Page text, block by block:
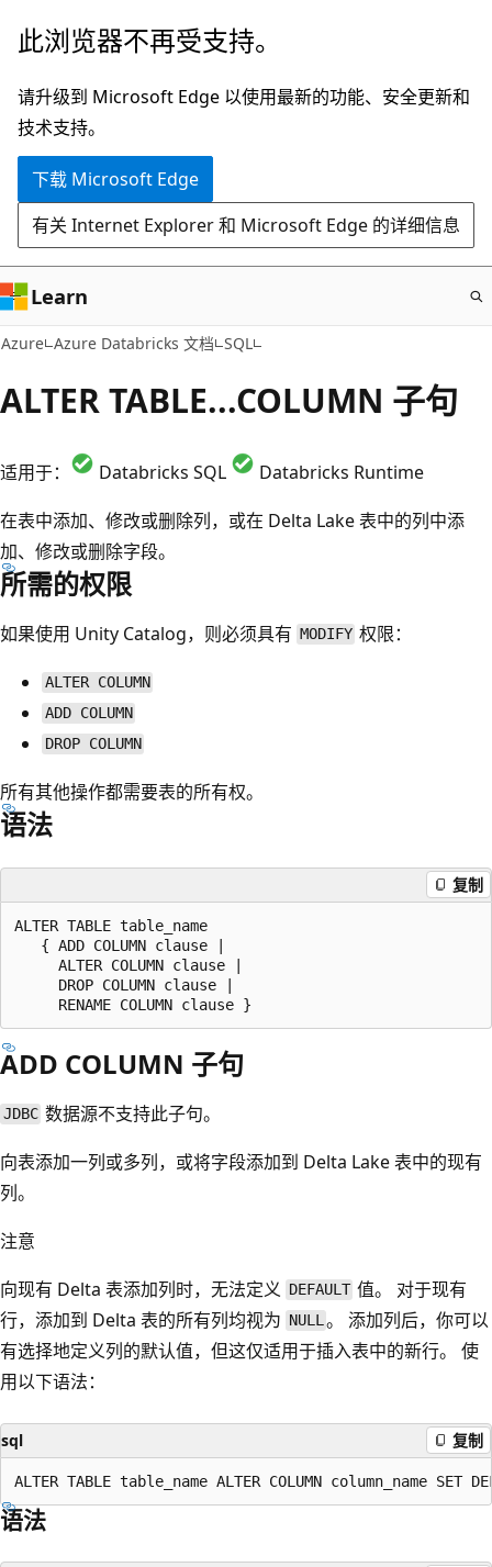
跳
主
要
内
此浏览器不再受支持。
请升级到 Microsoft Edge 以使用最新的功能、安全更新和
技术支持。
下载 Microsoft Edge
有关 Internet Explorer 和 Microsoft Edge 的详细信息
Learn
Azure Azure Databricks 文档 SQL
ALTER TABLE...COLUMN 子句
适用于： Databricks SQL
Databricks Runtime
在表中添加、修改或删除列，或在 Delta Lake 表中的列中添
加、修改或删除字段。
所需的权限
如果使用 Unity Catalog，则必须具有 MODIFY 权限：
ALTER COLUMN
ADD COLUMN
DROP COLUMN
所有其他操作都需要表的所有权。
语法
复制
ALTER TABLE table_name
   { ADD COLUMN clause |
     ALTER COLUMN clause |
     DROP COLUMN clause |
ADD COLUMN 子句
JDBC 数据源不支持此子句。
向表添加一列或多列，或将字段添加到 Delta Lake 表中的现有
列。
注意
向现有 Delta 表添加列时，无法定义 DEFAULT 值。 对于现有
行，添加到 Delta 表的所有列均视为 NULL。 添加列后，你可以
有选择地定义列的默认值，但这仅适用于插入表中的新行。 使
用以下语法：
sql 复制
语法